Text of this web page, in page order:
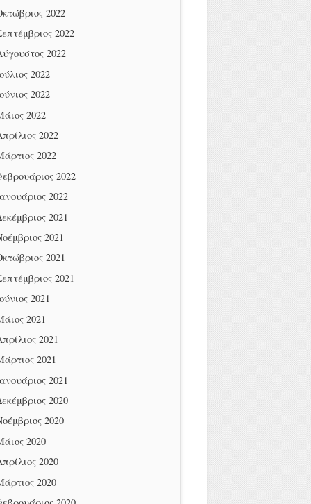
2022
2022
2022
2022
2022
2022
2022
2022
2022
2022
2021
2021
2021
2021
2021
2021
2021
2021
2021
2020
2020
2020
2020
2020